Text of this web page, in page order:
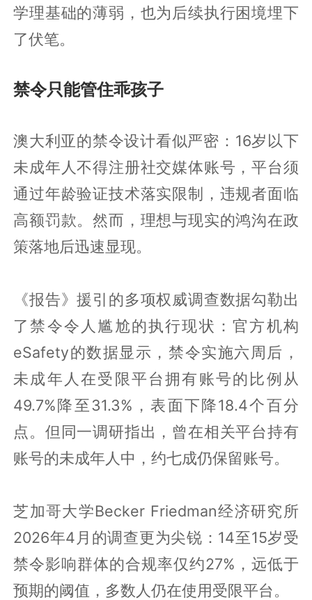
学理基础的薄弱，也为后续执行困境埋下
了伏笔。
禁令只能管住乖孩子
澳大利亚的禁令设计看似严密：16岁以下
未成年人不得注册社交媒体账号，平台须
通过年龄验证技术落实限制，违规者面临
高额罚款。然而，理想与现实的鸿沟在政
策落地后迅速显现。
《报告》援引的多项权威调查数据勾勒出
了禁令令人尴尬的执行现状：官方机构
eSafety的数据显示，禁令实施六周后，
未成年人在受限平台拥有账号的比例从
49.7%降至31.3%，表面下降18.4个百分
点。但同一调研指出，曾在相关平台持有
账号的未成年人中，约七成仍保留账号。
芝加哥大学Becker Friedman经济研究所
2026年4月的调查更为尖锐：14至15岁受
禁令影响群体的合规率仅约27%，远低于
预期的阈值，多数人仍在使用受限平台。